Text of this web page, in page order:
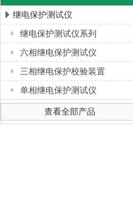
上海徐吉电气有限公司
继电保护测试仪
继电保护测试仪系列
六相继电保护测试仪
三相继电保护校验装置
单相继电保护测试仪
查看全部产品